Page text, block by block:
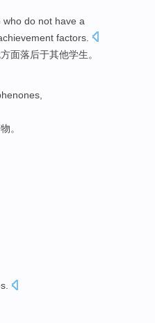
who do not have a
factors
方面落后于其他学生。
。